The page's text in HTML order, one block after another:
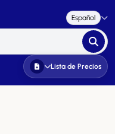
Español
Lista de Precios